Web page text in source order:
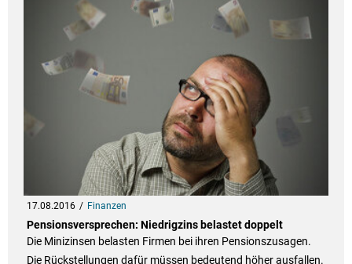
17.08.2016 Finanzen
Pensionsversprechen: Niedrigzins belastet doppelt
Die Minizinsen belasten Firmen bei ihren Pensionszusagen.
Die Rückstellungen dafür müssen bedeutend höher ausfallen.